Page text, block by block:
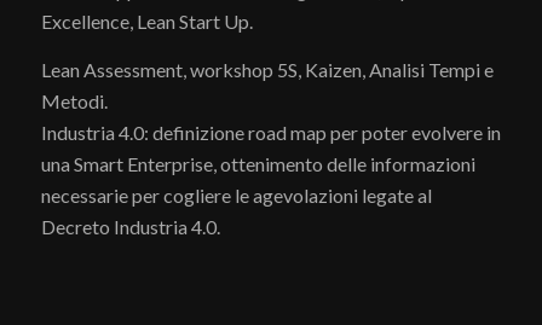
Excellence, Lean Start Up.
Lean Assessment, workshop 5S, Kaizen, Analisi Tempi e
Metodi.
Industria 4.0: definizione road map per poter evolvere in
una Smart Enterprise, ottenimento delle informazioni
necessarie per cogliere le agevolazioni legate al
Decreto Industria 4.0.